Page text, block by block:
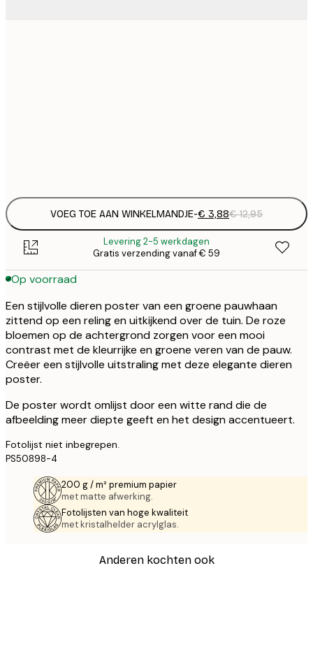
VOEG TOE AAN WINKELMANDJE-€ 3,88€ 12,95
Levering 2-5 werkdagen
Gratis verzending vanaf € 59
Op voorraad
Een stijlvolle dieren poster van een groene pauwhaan
zittend op een reling en uitkijkend over de tuin. De roze
bloemen op de achtergrond zorgen voor een mooi
contrast met de kleurrijke en groene veren van de pauw.
Creëer een stijlvolle uitstraling met deze elegante dieren
poster.
De poster wordt omlijst door een witte rand die de
afbeelding meer diepte geeft en het design accentueert.
Fotolijst niet inbegrepen.
PS50898-4
200 g / m² premium papier
met matte afwerking.
Fotolijsten van hoge kwaliteit
met kristalhelder acrylglas.
Anderen kochten ook